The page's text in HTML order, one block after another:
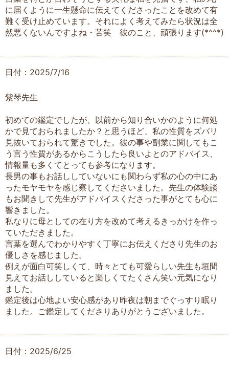
に届くように一生懸命に伝えてくださったことを改めて有
難く受け止めています。それによく考えてみたら状況は全
然悪くないんですよね・苦笑 彼のこと、頑張ります(*^^*)
日付：2025/7/16
紫琴先生
初めての鑑定でしたが、以前から知り合いかのように何処
かで見ておられましたか？と思うほど、私の性質をズバリ
見抜いておられて驚きでした。彼の事や副業に関してもこ
う言う性質があるからこうしたら良いよとのアドバイス、
情報量も多くてとっても参考になります。
長男の事もお話ししていないにも関わらず私の心の中にあ
ったモヤモヤを感じ察してくださいました。先生の体験談
もお聞きして先生がアドバイスくださった事がとても心に
響きました。
私なりに母としての在り方を改めて考えるきっかけを作っ
ていただきました。
言葉を選んでわかりやすく丁寧にお伝えくださり先生のお
優しさを感じました。
例えが面白可笑しくて、時々とても可愛らしい先生も垣間
見えてお話ししていると楽しくてたくさん笑い元気になり
ました。
鑑定後は心地よい安心感があり昨夜は朝までぐっすり眠り
ました。ご鑑定してくださりありがとうございました。
日付：2025/6/25